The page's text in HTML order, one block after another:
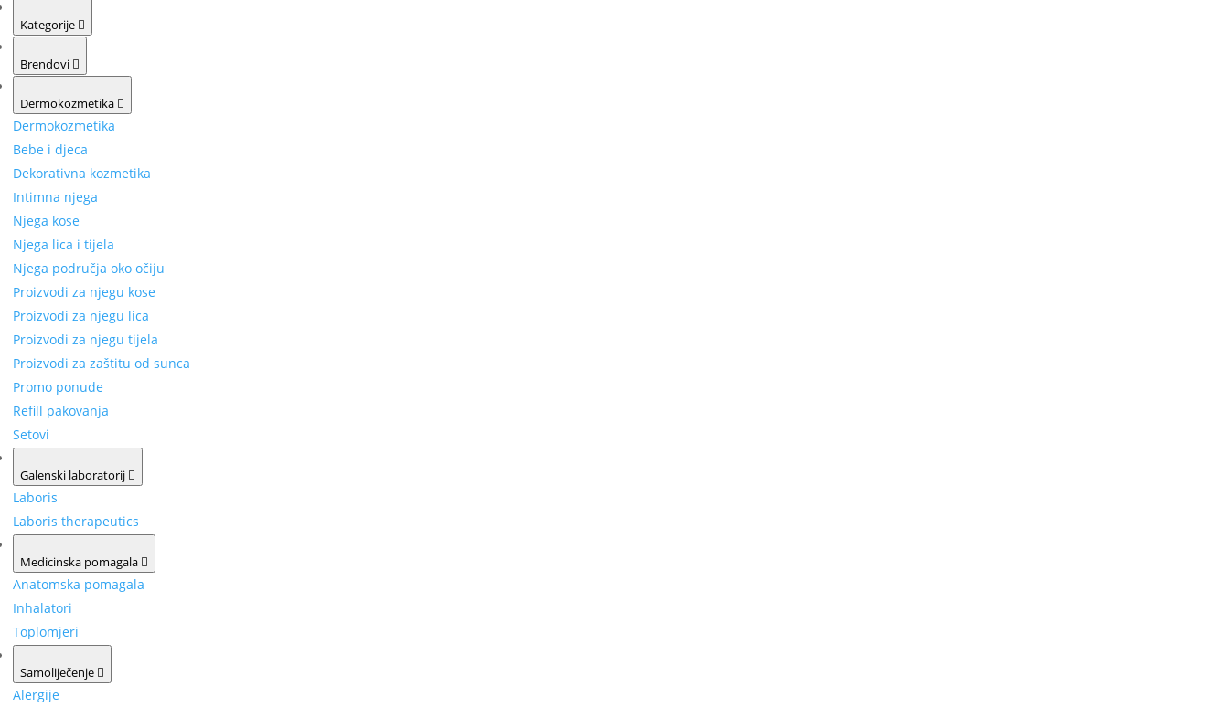
Kategorije
Brendovi
Dermokozmetika
Dermokozmetika
Bebe i djeca
Dekorativna kozmetika
Intimna njega
Njega kose
Njega lica i tijela
Njega područja oko očiju
Proizvodi za njegu kose
Proizvodi za njegu lica
Proizvodi za njegu tijela
Proizvodi za zaštitu od sunca
Promo ponude
Refill pakovanja
Setovi
Galenski laboratorij
Laboris
Laboris therapeutics
Medicinska pomagala
Anatomska pomagala
Inhalatori
Toplomjeri
Samoliječenje
Alergije